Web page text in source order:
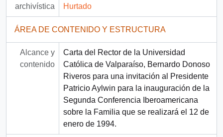
archivística Hurtado
ÁREA DE CONTENIDO Y ESTRUCTURA
Alcance y
contenido
Carta del Rector de la Universidad
Católica de Valparaíso, Bernardo Donoso
Riveros para una invitación al Presidente
Patricio Aylwin para la inauguración de la
Segunda Conferencia Iberoamericana
sobre la Familia que se realizará el 12 de
enero de 1994.